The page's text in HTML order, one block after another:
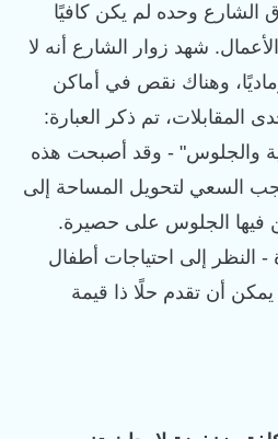
الشارع وحده لم يكن كافيًا
شهد زوار الشارع أنه لا
وهناك نقص في أماكن
المقابلات، تم ذكر العبارة:
والجلوس" - وقد أصبحت هذه
يجب السعي لتحويل المساحة إلى
فيها الجلوس على حصيرة.
- النظر إلى احتياجات أطفال
يمكن أن تقدم حلًا ذا قيمة